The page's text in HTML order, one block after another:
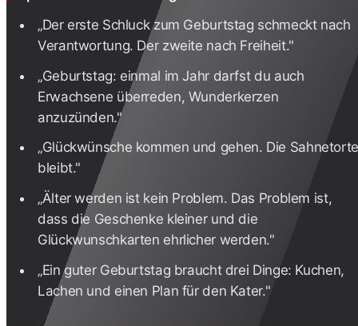
„Der erste Schluck zum Geburtstag schmeckt nach
Verantwortung. Der zweite nach Freiheit."
„Geburtstag: einmal im Jahr darfst du auch
Erwachsene überreden, Wunderkerzen
anzuzünden."
„Glückwünsche kommen und gehen. Die Sahnetorte
bleibt."
„Älter werden ist kein Problem. Das Problem ist,
dass die Geschenke kleiner und die
Glückwunschkarten ehrlicher werden."
„Ein guter Geburtstag braucht drei Dinge: Kuchen,
Lachen und einen Plan für den Kater."